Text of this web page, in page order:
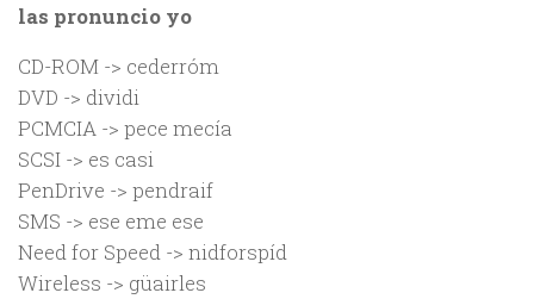
las pronuncio yo
CD-ROM -> cederróm
DVD -> dividi
PCMCIA -> pece mecía
SCSI -> es casi
PenDrive -> pendraif
SMS -> ese eme ese
Need for Speed -> nidforspíd
Wireless -> güairles